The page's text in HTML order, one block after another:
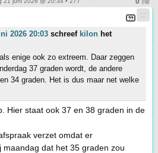
2026 20:03 schreef kilon het
enige ook zo extreem. Daar zeggen
37 graden wordt, de andere
34 graden. Het is dus maar net welke
Hier staat ook 37 en 38 graden in de
verzet omdat er
dat het 35 graden zou